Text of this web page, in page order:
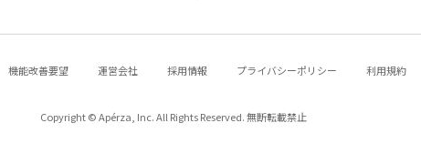
機能改善要望 運営会社 採用情報 プライバシーポリシー 利用規約
Copyright © Apérza, Inc. All Rights Reserved. 無断転載禁止